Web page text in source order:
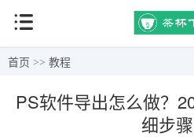
首页 >> 教程
PS软件导出怎么做？
细步骤